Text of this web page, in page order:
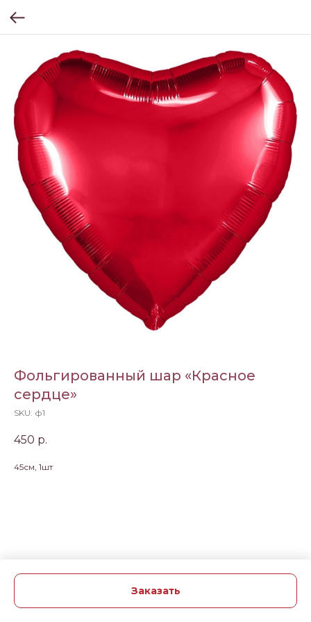
Фольгированный шар «Красное
сердце»
SKU: ф1
450 р.
Заказать
45см, 1шт